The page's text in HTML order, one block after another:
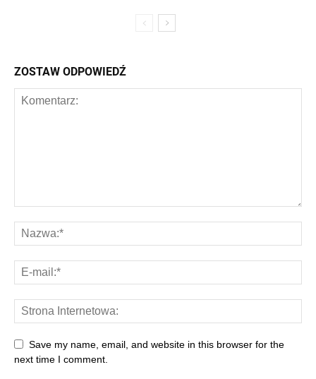
ZOSTAW ODPOWIEDŹ
Save my name, email, and website in this browser for the
next time I comment.